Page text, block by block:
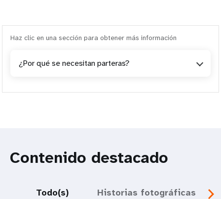
Haz clic en una sección para obtener más información
¿Por qué se necesitan parteras?
Contenido destacado
Todo(s) Historias fotográficas